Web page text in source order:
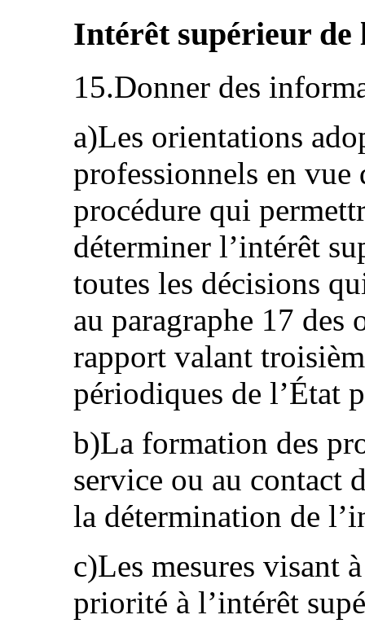
Intérêt supérieur de
15.Donner des
a)Les orientations
professionnels en
procédure qui
déterminer l’intérêt
toutes les décisions
au paragraphe 17 des
rapport valant
périodiques de l’État
b)La formation des
service ou au contact
la détermination de
c)Les mesures visant
priorité à l’intérêt